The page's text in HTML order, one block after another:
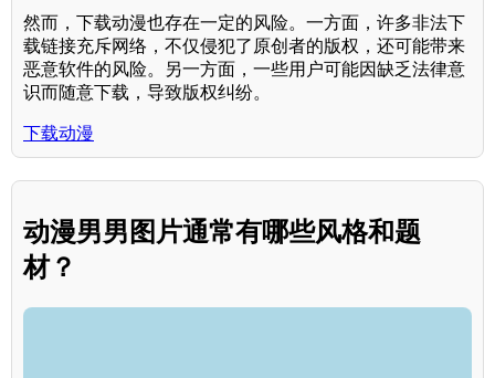
然而，下载动漫也存在一定的风险。一方面，许多非法下
载链接充斥网络，不仅侵犯了原创者的版权，还可能带来
恶意软件的风险。另一方面，一些用户可能因缺乏法律意
识而随意下载，导致版权纠纷。
下载动漫
动漫男男图片通常有哪些风格和题
材？